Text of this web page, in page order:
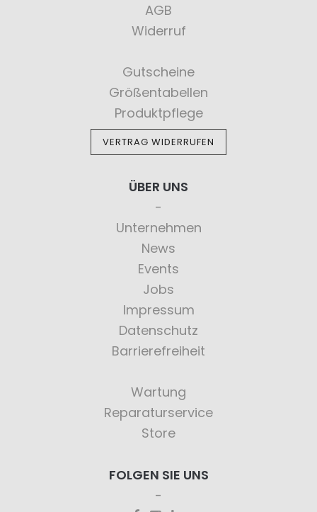
AGB
Widerruf
Gutscheine
Größentabellen
Produktpflege
VERTRAG WIDERRUFEN
ÜBER UNS
Unternehmen
News
Events
Jobs
Impressum
Datenschutz
Barrierefreiheit
Wartung
Reparaturservice
Store
FOLGEN SIE UNS